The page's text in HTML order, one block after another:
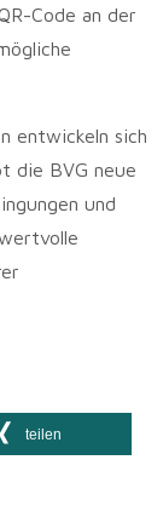
Code an der
entwickeln sich
die BVG neue
und
teilen